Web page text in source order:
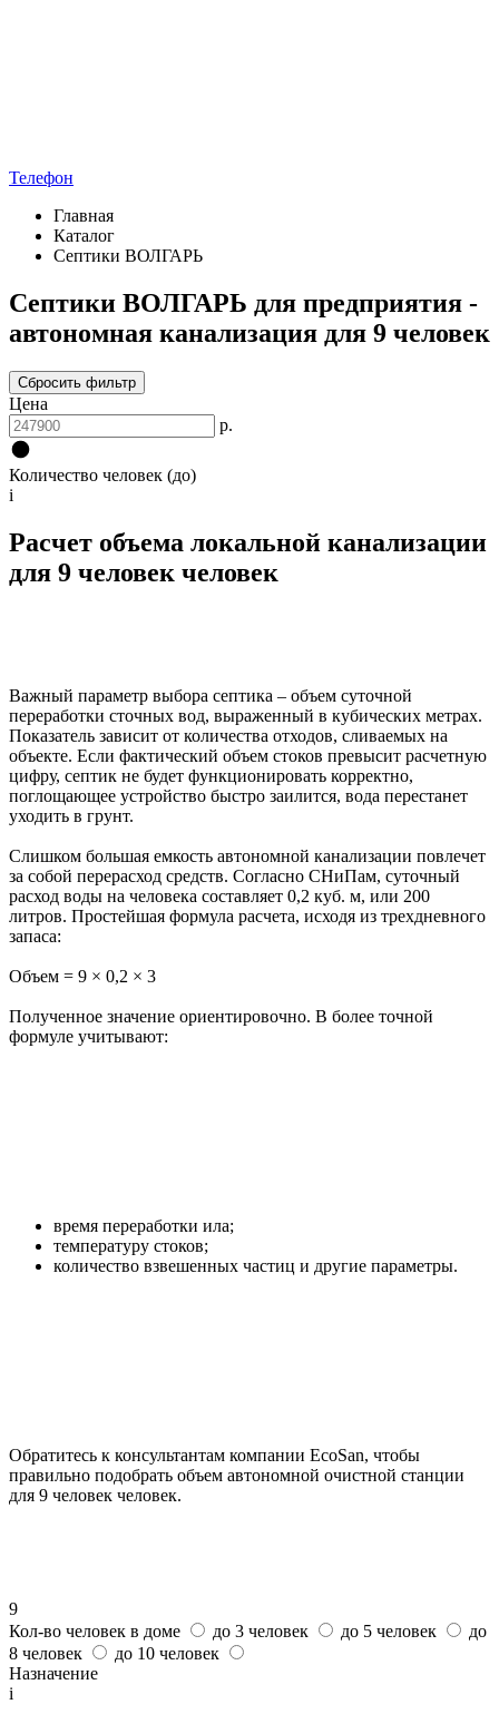
Телефон
Главная
Каталог
Септики ВОЛГАРЬ
Септики ВОЛГАРЬ для предприятия -
автономная канализация для 9 человек
Сбросить фильтр
Цена
р.
Количество человек (до)
i
Расчет объема локальной канализации
для 9 человек человек
Важный параметр выбора септика – объем суточной
переработки сточных вод, выраженный в кубических метрах.
Показатель зависит от количества отходов, сливаемых на
объекте. Если фактический объем стоков превысит расчетную
цифру, септик не будет функционировать корректно,
поглощающее устройство быстро заилится, вода перестанет
уходить в грунт.
Слишком большая емкость автономной канализации повлечет
за собой перерасход средств. Согласно СНиПам, суточный
расход воды на человека составляет 0,2 куб. м, или 200
литров. Простейшая формула расчета, исходя из трехдневного
запаса:
Объем = 9 × 0,2 × 3
Полученное значение ориентировочно. В более точной
формуле учитывают:
время переработки ила;
температуру стоков;
количество взвешенных частиц и другие параметры.
Обратитесь к консультантам компании EcoSan, чтобы
правильно подобрать объем автономной очистной станции
для 9 человек человек.
9
Кол-во человек в доме
до 3 человек до 5 человек
до
8 человек
до 10 человек
Назначение
i